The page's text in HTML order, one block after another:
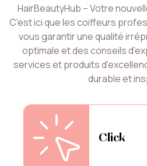
HairBeautyHub – Votre
C'est ici que les coiffeurs
vous garantir une qualité
optimale et des conseils
services et produits
durable et
Click